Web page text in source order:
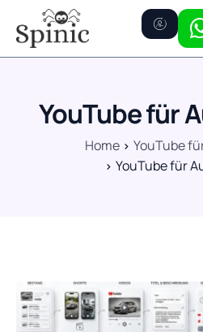
Preise
YouTube für
Home
YouTube
YouTube für